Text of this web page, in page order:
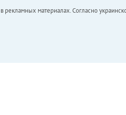
материалах. Согласно